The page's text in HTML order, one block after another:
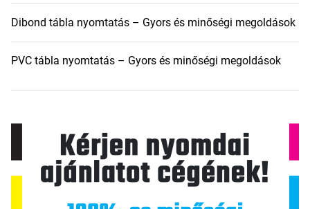
Dibond tábla nyomtatás – Gyors és minőségi megoldások
PVC tábla nyomtatás – Gyors és minőségi megoldások